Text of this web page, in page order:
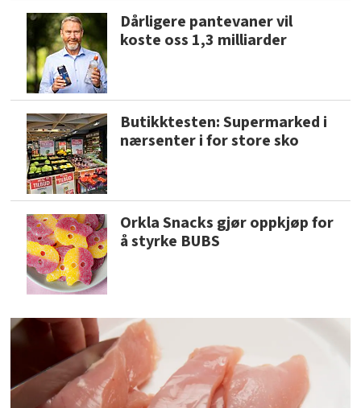
Dårligere pantevaner vil
koste oss 1,3 milliarder
Butikktesten: Supermarked i
nærsenter i for store sko
Orkla Snacks gjør oppkjøp for
å styrke BUBS